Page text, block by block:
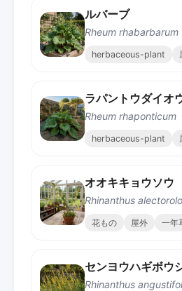
ルバーブ
Rheum rhabarbarum
herbaceous-plant
ラパントウダイオ
Rheum rhaponticum
herbaceous-plant
オオキキョウソウ
Rhinanthus
花もの 屋外 一年
センヨウハギボウ
Rhinanthus